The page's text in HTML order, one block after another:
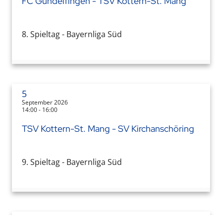
8. Spieltag - Bayernliga Süd
5
September 2026
14:00 - 16:00
TSV Kottern-St. Mang - SV Kirchanschöring
9. Spieltag - Bayernliga Süd